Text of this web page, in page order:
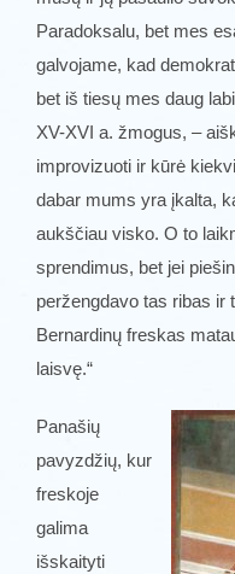
Paradoksalu, bet mes
galvojame, kad
bet iš tiesų mes daug
XV-XVI a. žmogus, –
improvizuoti ir kūrė
dabar mums yra įkalta,
aukščiau visko. O to
sprendimus, bet jei
peržengdavo tas ribas ir
Bernardinų freskas
laisvę.“
Panašių
pavyzdžių, kur
freskoje
galima
išskaityti